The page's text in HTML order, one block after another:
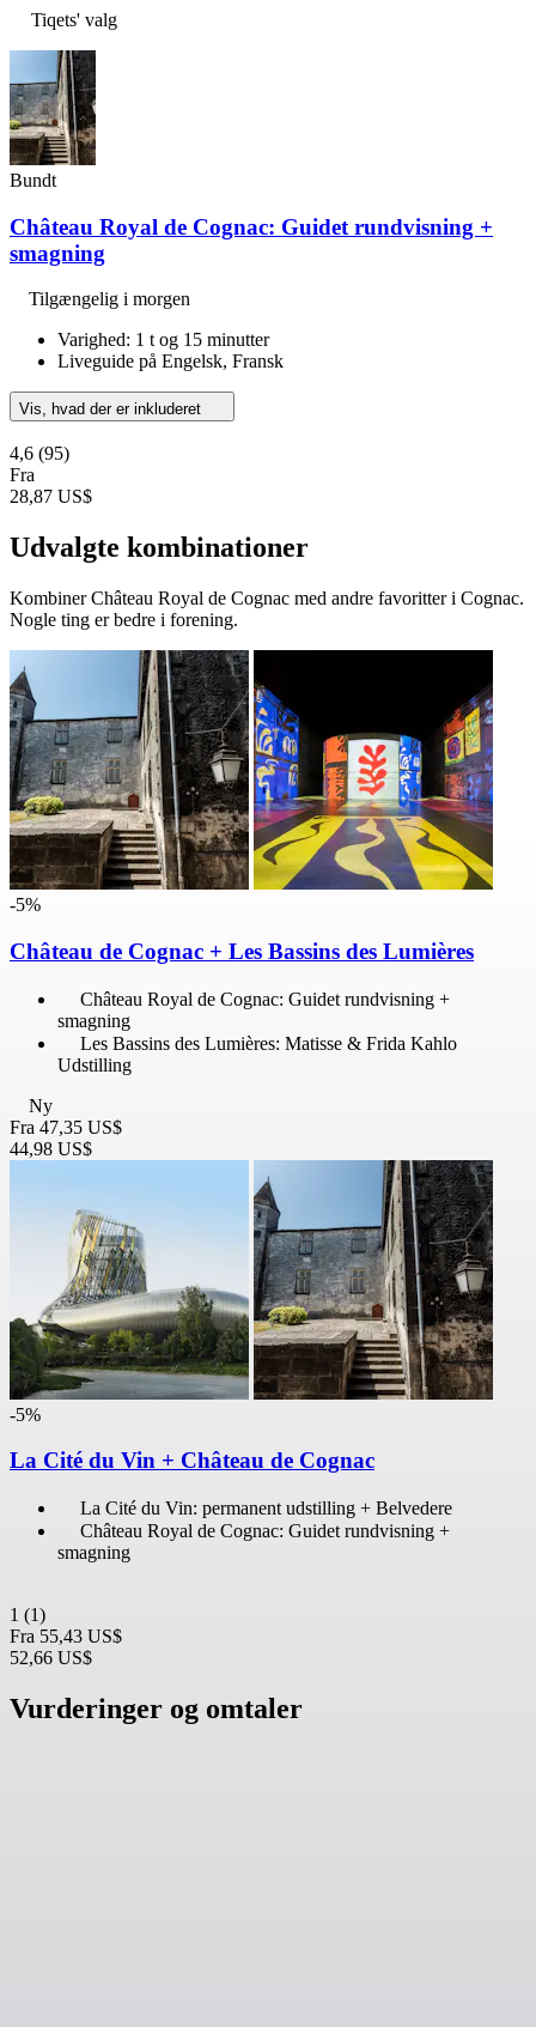
Tiqets' valg
Bundt
Château Royal de Cognac: Guidet rundvisning +
smagning
Tilgængelig i morgen
Varighed: 1 t og 15 minutter
Liveguide på Engelsk, Fransk
Vis, hvad der er inkluderet
4,6 (95)
Fra
28,87 US$
Udvalgte kombinationer
Kombiner Château Royal de Cognac med andre favoritter i Cognac.
Nogle ting er bedre i forening.
-5%
Château de Cognac + Les Bassins des Lumières
Château Royal de Cognac: Guidet rundvisning +
smagning
Les Bassins des Lumières: Matisse & Frida Kahlo
Udstilling
Ny
Fra 47,35 US$
44,98 US$
-5%
La Cité du Vin + Château de Cognac
La Cité du Vin: permanent udstilling + Belvedere
Château Royal de Cognac: Guidet rundvisning +
smagning
1 (1)
Fra 55,43 US$
52,66 US$
Vurderinger og omtaler